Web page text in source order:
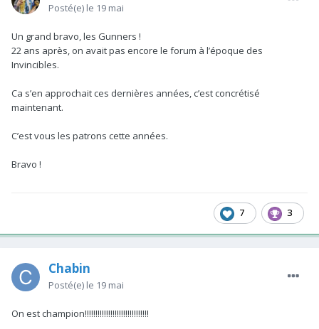
Posté(e) le 19 mai
Un grand bravo, les Gunners !
22 ans après, on avait pas encore le forum à l’époque des
Invincibles.
Ca s’en approchait ces dernières années, c’est concrétisé
maintenant.
C’est vous les patrons cette années.
Bravo !
7 3
Chabin
Posté(e) le 19 mai
On est champion!!!!!!!!!!!!!!!!!!!!!!!!!!!!!!